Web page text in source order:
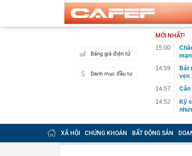
Bảng giá điện tử
Danh mục đầu tư
MỚI NHẤT!
15:00
14:59
Bát
vẹn
14:57
Căn
14:52
Kỹ
14:50
Vì
ngủ?
14:50
Sát
XÃ HỘI CHỨNG KHOÁN BẤT ĐỘNG SẢN